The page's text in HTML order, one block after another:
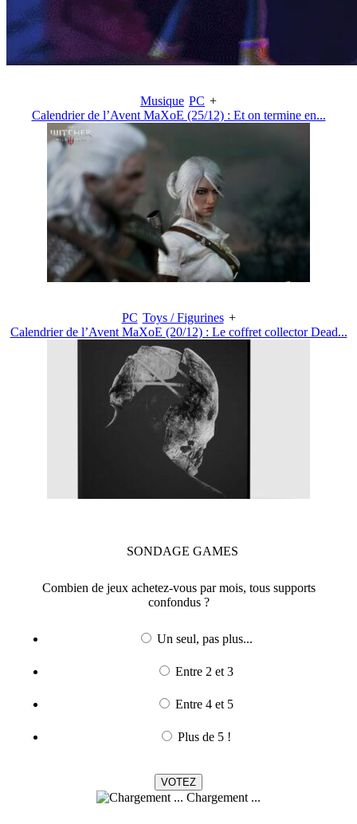
Musique PC +
Calendrier de l’Avent MaXoE (25/12) : Et on termine en...
PC Toys / Figurines +
Calendrier de l’Avent MaXoE (20/12) : Le coffret collector Dead...
SONDAGE GAMES
Combien de jeux achetez-vous par mois, tous supports
confondus ?
Un seul, pas plus...
Entre 2 et 3
Entre 4 et 5
Plus de 5 !
Chargement ...